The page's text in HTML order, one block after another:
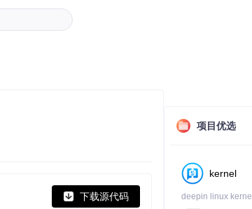
下载源代码
项目优选
kernel
deepin linux kernel